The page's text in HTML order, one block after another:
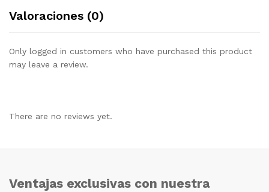
Valoraciones (0)
Only logged in customers who have purchased this product
may leave a review.
There are no reviews yet.
Ventajas exclusivas con nuestra